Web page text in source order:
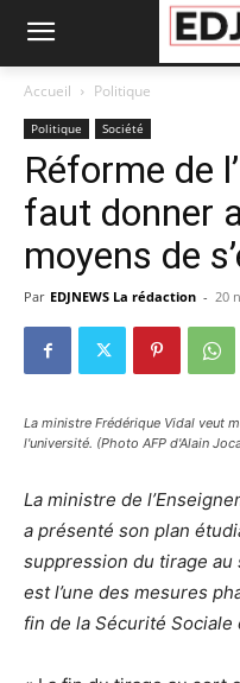
Accueil Politique
Politique Société
Réforme de
faut donner
moyens de
Par EDJNEWS La rédaction - 20
La ministre Frédérique Vidal veut
l'université. (Photo AFP d'Alain
La ministre de
a présenté son plan
suppression du tirage au
est l’une des mesures
fin de la Sécurité Sociale